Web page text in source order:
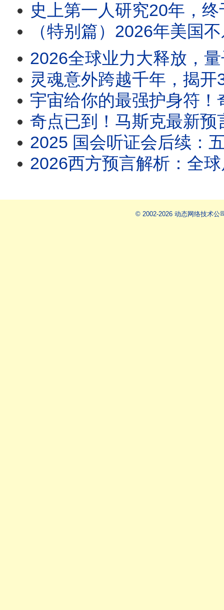
史上第一人研究20年，终于听懂鸟
（特别篇）2026年美国不乐观？《
2026全球业力大释放，量子净化
灵魂意外跨越千年，揭开3906年的世
宇宙给你的最强护身符！
奇点已到！马斯克最新预言：
2025 国会听证会后续：五角大厦“
2026西方预言解析：全
© 2002-2026 动态网络技术公